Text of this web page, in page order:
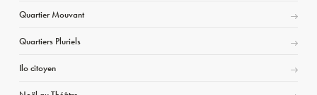
Quartier Mouvant
Quartiers Pluriels
Ilo citoyen